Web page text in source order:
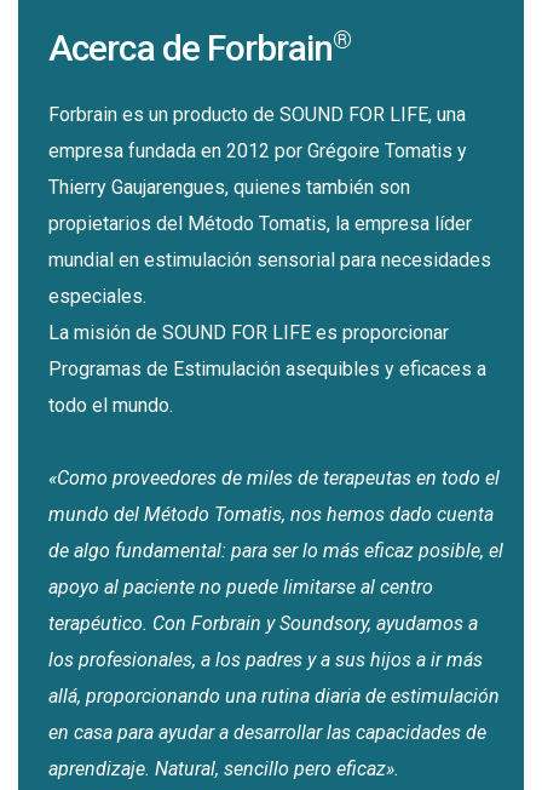
Acerca de Forbrain®
Forbrain es un producto de SOUND FOR LIFE, una
empresa fundada en 2012 por Grégoire Tomatis y
Thierry Gaujarengues, quienes también son
propietarios del Método Tomatis, la empresa líder
mundial en estimulación sensorial para necesidades
especiales.
La misión de SOUND FOR LIFE es proporcionar
Programas de Estimulación asequibles y eficaces a
todo el mundo.
«Como proveedores de miles de terapeutas en todo el
mundo del Método Tomatis, nos hemos dado cuenta
de algo fundamental: para ser lo más eficaz posible, el
apoyo al paciente no puede limitarse al centro
terapéutico. Con Forbrain y Soundsory, ayudamos a
los profesionales, a los padres y a sus hijos a ir más
allá, proporcionando una rutina diaria de estimulación
en casa para ayudar a desarrollar las capacidades de
aprendizaje. Natural, sencillo pero eficaz».